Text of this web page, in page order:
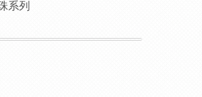
系列